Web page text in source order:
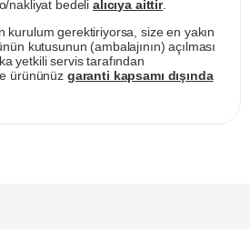
nakliyat bedeli alıcıya aittir.
kurulum gerektiriyorsa, size en yakın
kutusunun (ambalajının) açılması
yetkili servis tarafından
ürününüz garanti kapsamı dışında